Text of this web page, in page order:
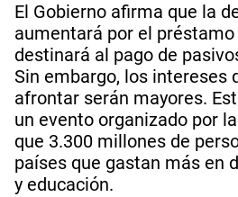
El Gobierno afirma que la
aumentará por el préstamo
destinará al pago de
Sin embargo, los intereses
afrontar serán mayores.
un evento organizado por
que 3.300 millones de
países que gastan más en
y educación.